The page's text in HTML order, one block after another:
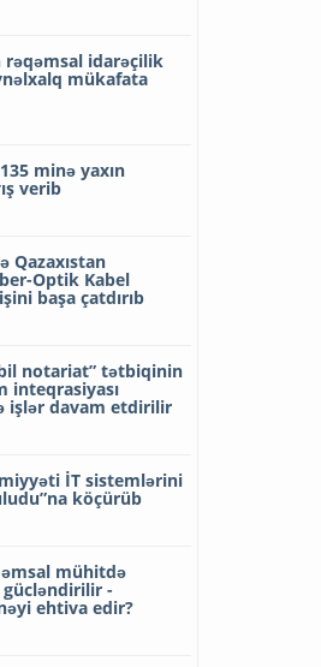
rəqəmsal idarəçilik
mükafata
minə yaxın
verib
Qazaxıstan
Optik Kabel
başa çatdırıb
notariat” tətbiqinin
inteqrasiyası
işlər davam etdirilir
İT sistemlərini
köçürüb
mühitdə
-
ehtiva edir?